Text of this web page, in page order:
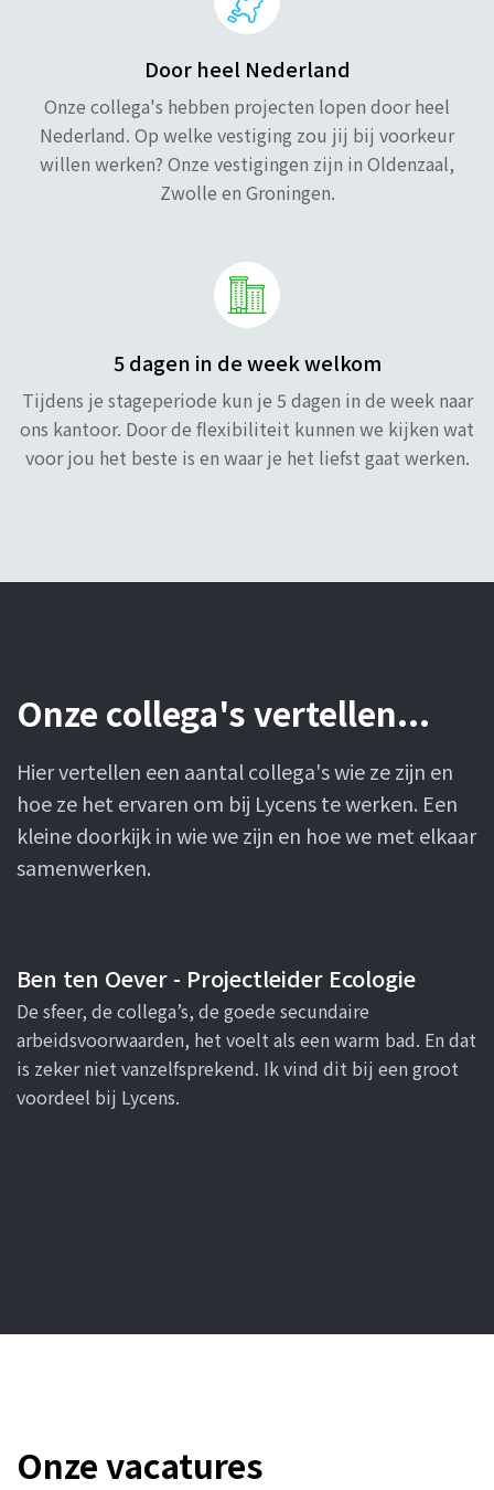
Door heel Nederland
Onze collega's hebben projecten lopen door heel
Nederland. Op welke vestiging zou jij bij voorkeur
willen werken? Onze vestigingen zijn in Oldenzaal,
Zwolle en Groningen.
5 dagen in de week welkom
Tijdens je stageperiode kun je 5 dagen in de week naar
ons kantoor. Door de flexibiliteit kunnen we kijken wat
voor jou het beste is en waar je het liefst gaat werken.
Onze collega's vertellen...
Hier vertellen een aantal collega's wie ze zijn en
hoe ze het ervaren om bij Lycens te werken. Een
kleine doorkijk in wie we zijn en hoe we met elkaar
samenwerken.
Ben ten Oever - Projectleider Ecologie
De sfeer, de collega’s, de goede secundaire
arbeidsvoorwaarden, het voelt als een warm bad. En dat
is zeker niet vanzelfsprekend. Ik vind dit bij een groot
voordeel bij Lycens.
Onze vacatures